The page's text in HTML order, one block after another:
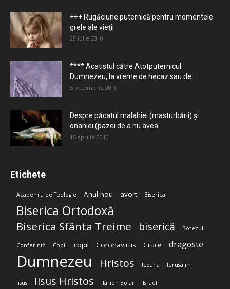
+++ Rugăciune puternică pentru momentele
grele ale vieţii
28 iulie 2010
**** Acatistul către Atotputernicul
Dumnezeu, la vreme de necaz sau de...
5 octombrie 2010
Despre păcatul malahiei (masturbării) şi
onaniei (pazei de a nu avea...
15 aprilie 2010
Etichete
Academia de Teologie Anul nou avort Biserica
Biserica Ortodoxă
Biserica Sfânta Treime biserică Botezul
Conferință Copii copil Coronavirus Cruce dragoste
Dumnezeu Hristos Icoana Ierusalim
Iisus Iisus Hristos Ilarion Boian Israel